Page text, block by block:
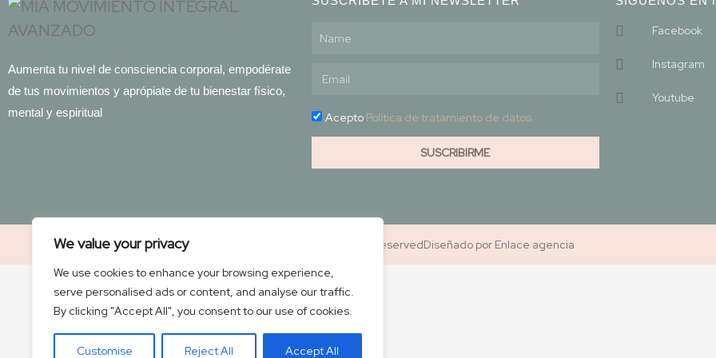
We value your privacy
We use cookies to enhance your browsing experience,
serve personalised ads or content, and analyse our traffic.
By clicking "Accept All", you consent to our use of cookies.
Customise Reject All Accept All
Aumenta tu nivel de consciencia corporal, empodérate
de tus movimientos y aprópiate de tu bienestar físico,
mental y espiritual
Acepto Política de tratamiento de datos
SUSCRIBIRME
Facebook
Instagram
Youtube
© All rights reservedDiseñado por Enlace agencia